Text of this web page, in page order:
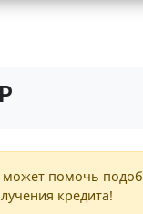
помочь
кредита!